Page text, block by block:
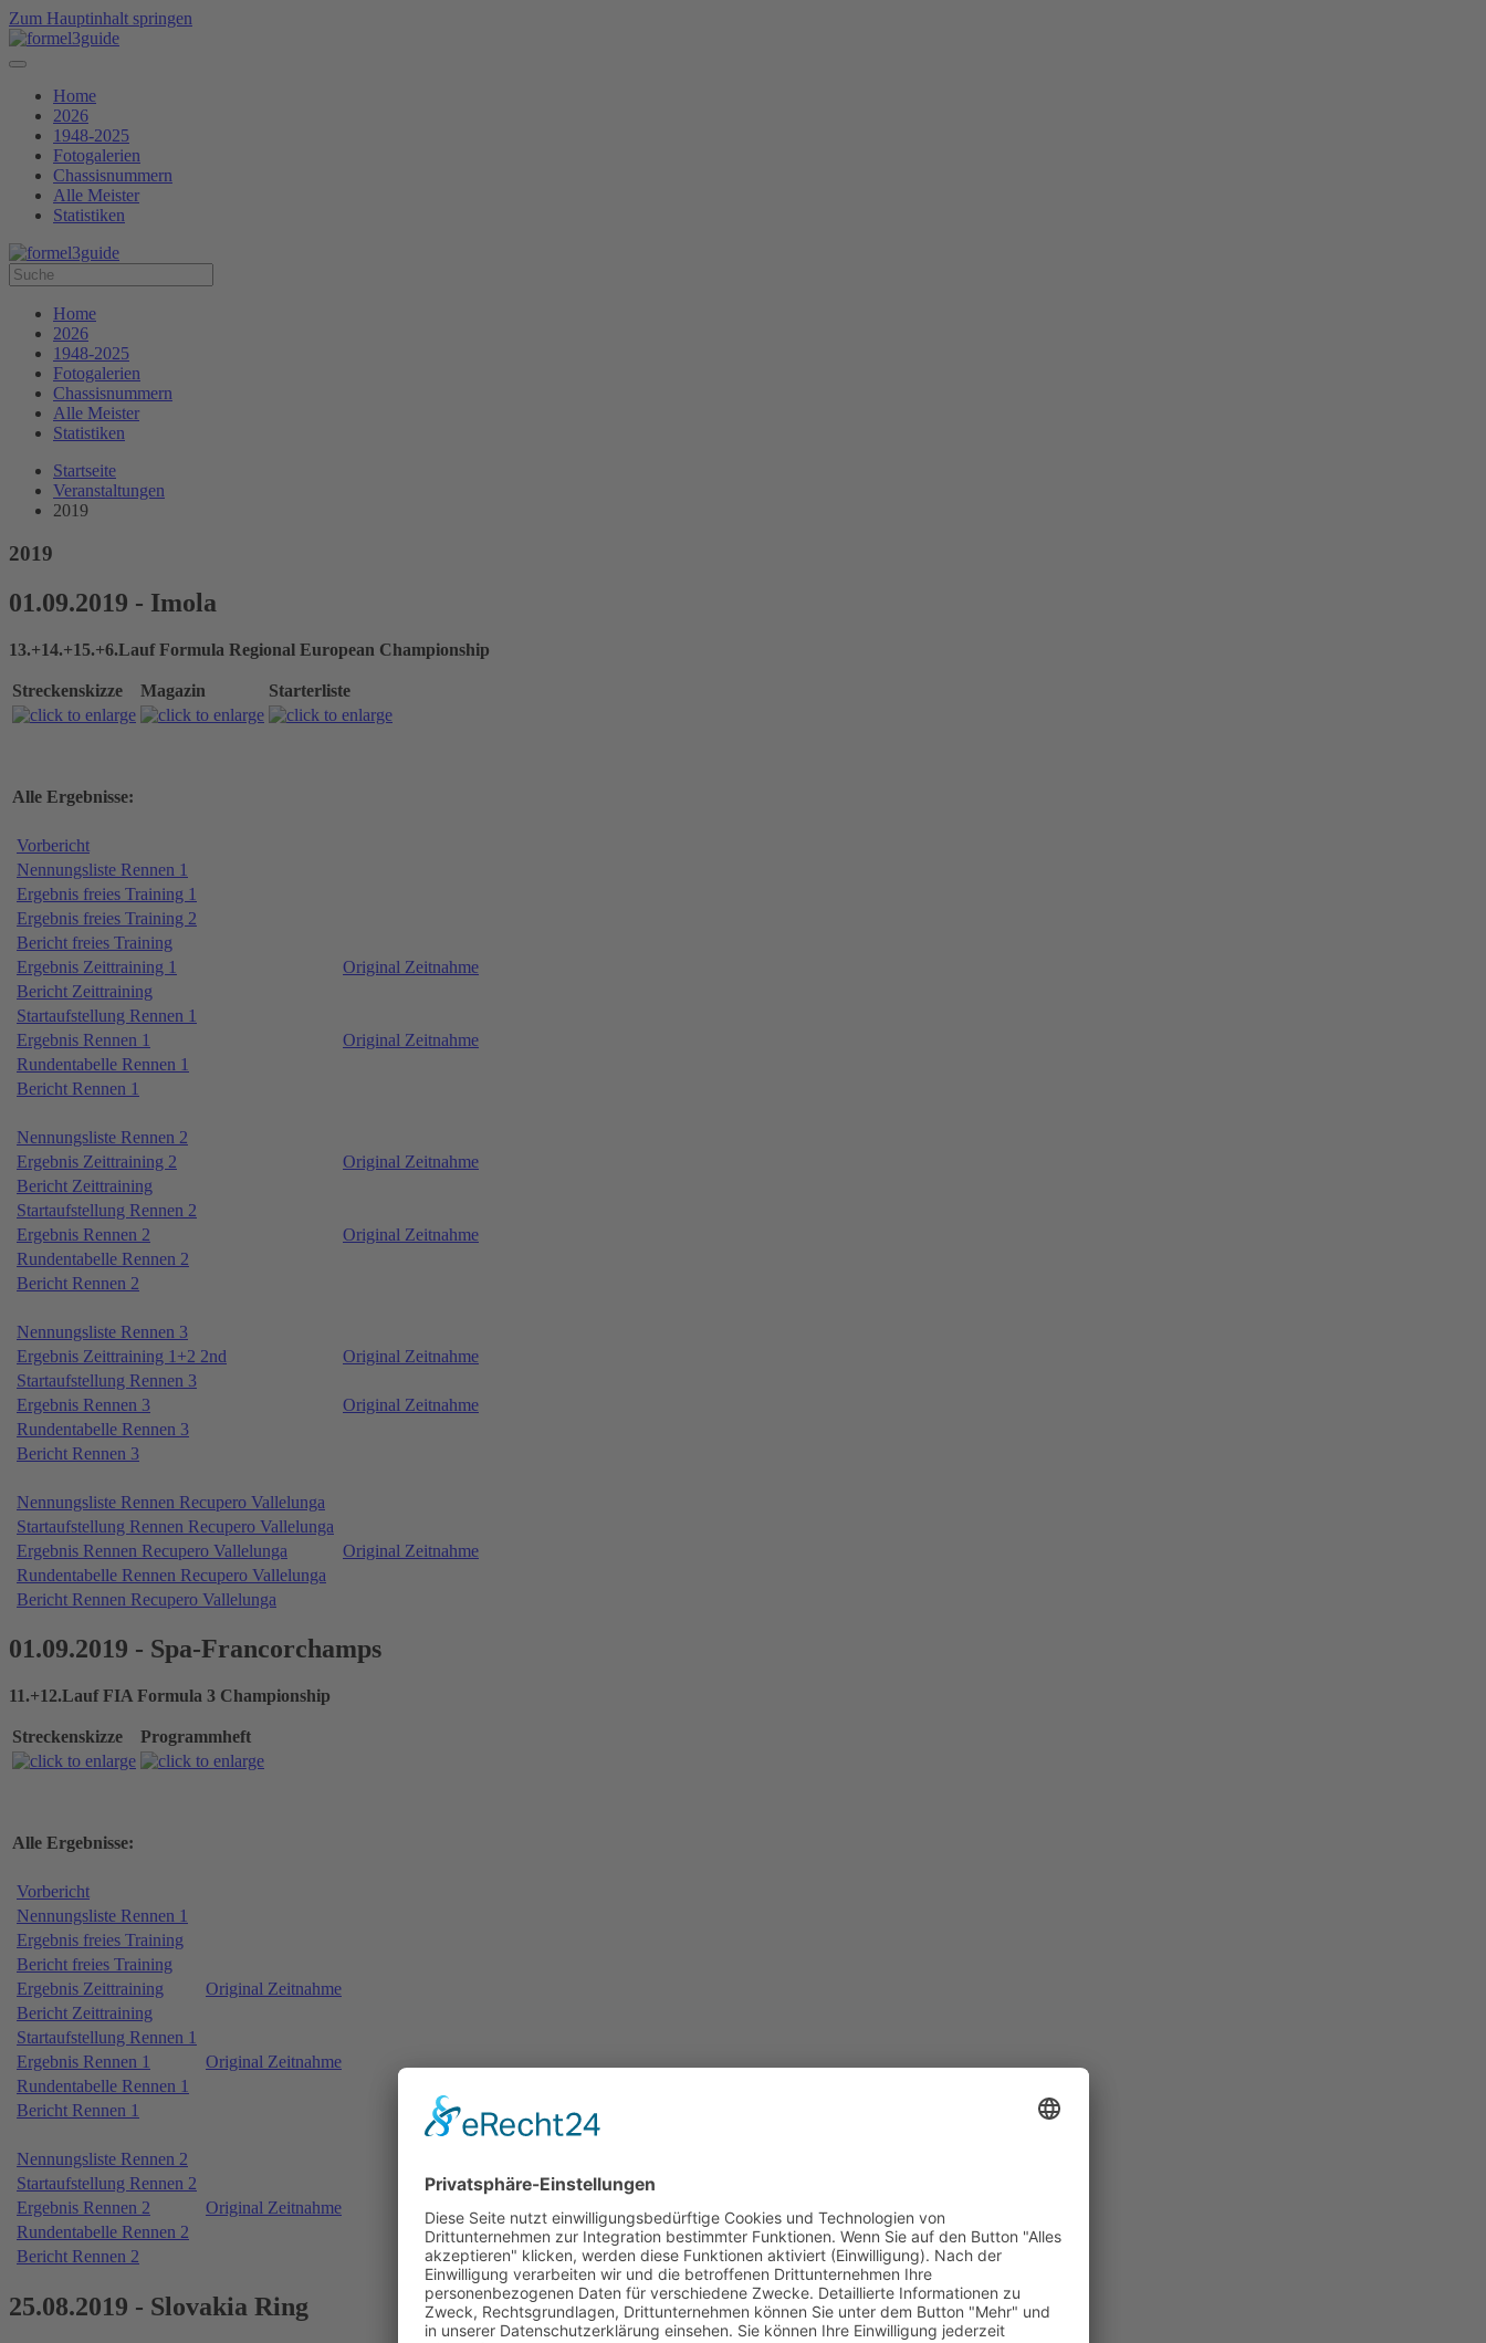
Zum Hauptinhalt springen
Home
2026
1948-2025
Fotogalerien
Chassisnummern
Alle Meister
Statistiken
Home
2026
1948-2025
Fotogalerien
Chassisnummern
Alle Meister
Statistiken
Startseite
Veranstaltungen
2019
2019
01.09.2019 - Imola
13.+14.+15.+6.Lauf Formula Regional European Championship
Streckenskizze Magazin Starterliste
Alle Ergebnisse:
Vorbericht
Nennungsliste Rennen 1
Ergebnis freies Training 1
Ergebnis freies Training 2
Bericht freies Training
Ergebnis Zeittraining 1
Original Zeitnahme
Bericht Zeittraining
Startaufstellung Rennen 1
Ergebnis Rennen 1
Original Zeitnahme
Rundentabelle Rennen 1
Bericht Rennen 1
Nennungsliste Rennen 2
Ergebnis Zeittraining 2
Original Zeitnahme
Bericht Zeittraining
Startaufstellung Rennen 2
Ergebnis Rennen 2
Original Zeitnahme
Rundentabelle Rennen 2
Bericht Rennen 2
Nennungsliste Rennen 3
Ergebnis Zeittraining 1+2 2nd
Original Zeitnahme
Startaufstellung Rennen 3
Ergebnis Rennen 3
Original Zeitnahme
Rundentabelle Rennen 3
Bericht Rennen 3
Nennungsliste Rennen Recupero Vallelunga
Startaufstellung Rennen Recupero Vallelunga
Ergebnis Rennen Recupero Vallelunga
Original Zeitnahme
Rundentabelle Rennen Recupero Vallelunga
Bericht Rennen Recupero Vallelunga
01.09.2019 - Spa-Francorchamps
11.+12.Lauf FIA Formula 3 Championship
Streckenskizze Programmheft
Alle Ergebnisse:
Vorbericht
Nennungsliste Rennen 1
Ergebnis freies Training
Bericht freies Training
Ergebnis Zeittraining
Original Zeitnahme
Bericht Zeittraining
Startaufstellung Rennen 1
Ergebnis Rennen 1
Original Zeitnahme
Rundentabelle Rennen 1
Bericht Rennen 1
Nennungsliste Rennen 2
Startaufstellung Rennen 2
Ergebnis Rennen 2
Original Zeitnahme
Rundentabelle Rennen 2
Bericht Rennen 2
25.08.2019 - Slovakia Ring